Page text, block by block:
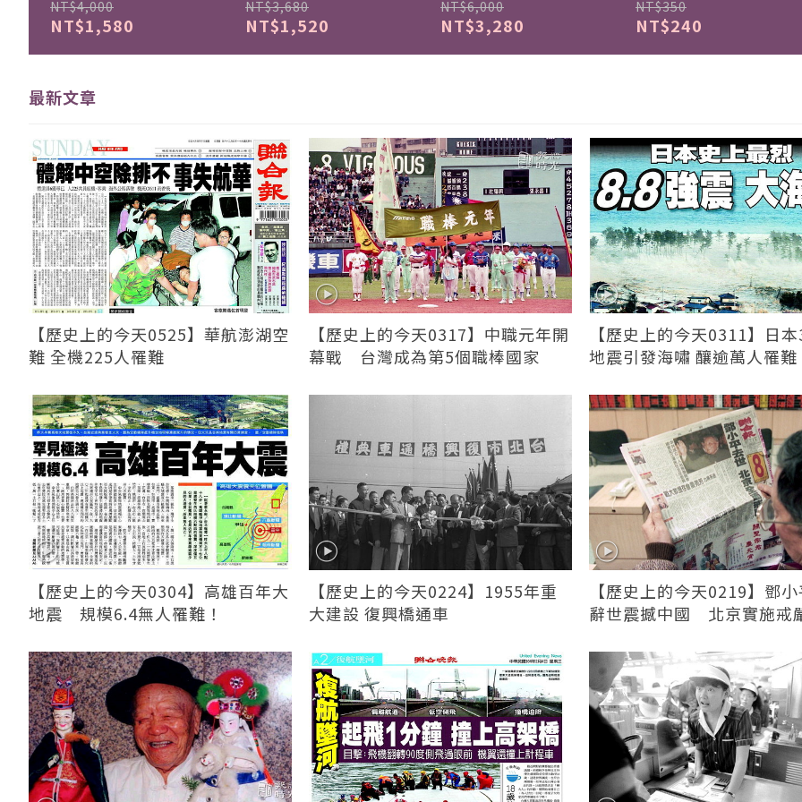
NT$4,000
NT$1,580
NT$3,680
NT$1,520
NT$6,000
NT$3,280
NT$350
NT$240
最新文章
【歷史上的今天0525】華航澎湖空
難 全機225人罹難
【歷史上的今天0317】中職元年開
幕戰 台灣成為第5個職棒國家
【歷史上的今天0311】日
地震引發海嘯 釀逾萬人罹難
【歷史上的今天0304】高雄百年大
地震 規模6.4無人罹難！
【歷史上的今天0224】1955年重
大建設 復興橋通車
【歷史上的今天0219】鄧
辭世震撼中國 北京實施戒